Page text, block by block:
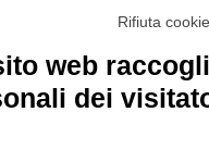
Rifiuta
web
dei